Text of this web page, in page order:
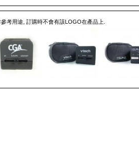
考用途, 訂購時不會有該LOGO在產品上.